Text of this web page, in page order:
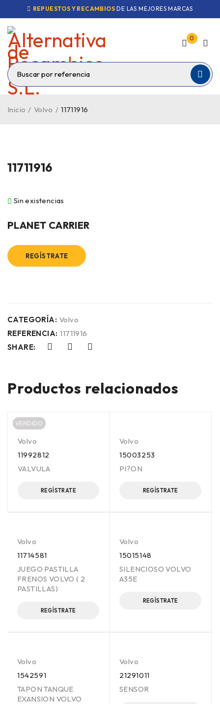
REPUESTOS Y RECAMBIOS DE LAS MEJORES MARCAS
0
Inicio / Volvo / 11711916
11711916
Sin existencias
PLANET CARRIER
REGÍSTRATE
CATEGORÍA: Volvo
REFERENCIA: 11711916
SHARE:
Productos relacionados
VENDIDO
Volvo
11992812
VALVULA
REGÍSTRATE
Volvo
15003253
PI?ON
REGÍSTRATE
Volvo
11714581
JUEGO PASTILLA
FRENOS VOLVO ( 2
PASTILLAS)
REGÍSTRATE
Volvo
15015148
SILENCIOSO VOLVO
A35E
REGÍSTRATE
Volvo
1542591
TAPON TANQUE
EXANSION VOLVO
Volvo
21291011
SENSOR